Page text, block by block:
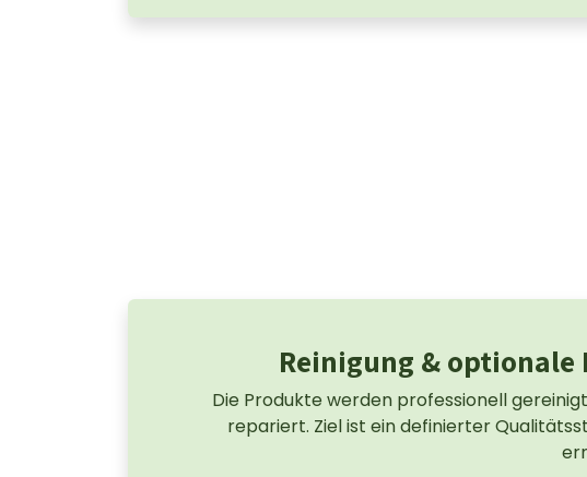
Reinigung & optionale
Die Produkte werden professionell
repariert. Ziel ist ein definierter